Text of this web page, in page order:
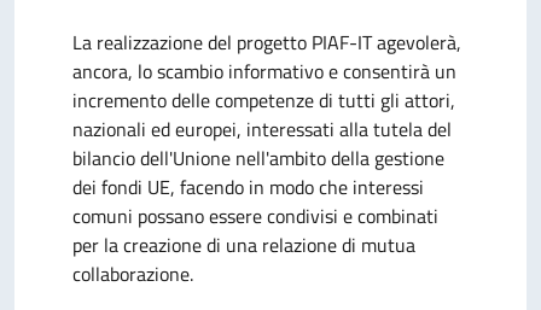
La realizzazione del progetto PIAF-IT agevolerà,
ancora, lo scambio informativo e consentirà un
incremento delle competenze di tutti gli attori,
nazionali ed europei, interessati alla tutela del
bilancio dell'Unione nell'ambito della gestione
dei fondi UE, facendo in modo che interessi
comuni possano essere condivisi e combinati
per la creazione di una relazione di mutua
collaborazione.